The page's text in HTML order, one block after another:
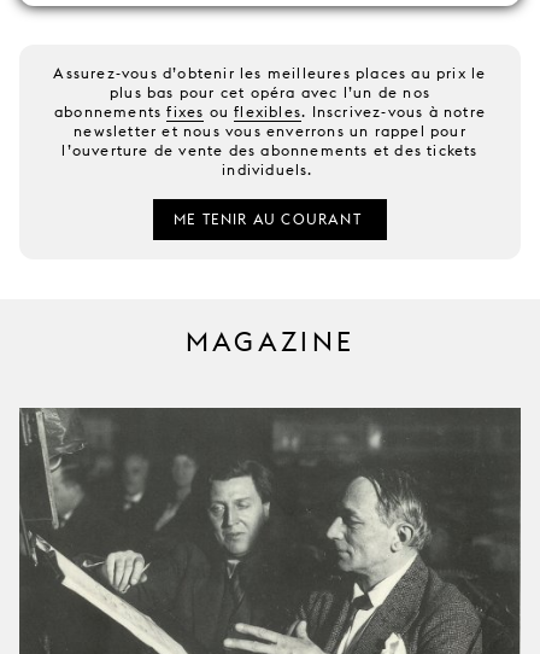
Assurez-vous d’obtenir les meilleures places au prix le
plus bas pour cet opéra avec l’un de nos
abonnementsfixes ouflexibles. Inscrivez-vous à notre
newsletter et nous vous enverrons un rappel pour
l’ouverture de vente des abonnements et des tickets
individuels.
ME TENIR AU COURANT
MAGAZINE